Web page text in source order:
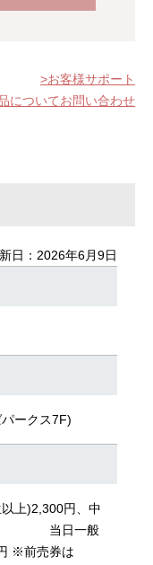
お客様サポート
についてお問い合わせ
日：2026年6月9日
ークス7F)
上)2,300円、中
一般
※前売券は